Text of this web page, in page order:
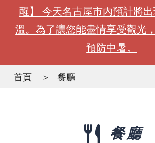
醒】 今天名古屋市內預計將
溫。為了讓您能盡情享受觀光
預防中暑。
首頁 餐廳
餐廳